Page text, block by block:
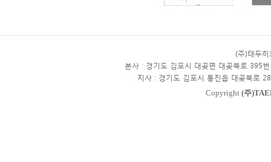
(주)태두히
본사 : 경기도 김포시 대곶면 대곶북로 395
지사 : 경기도 김포시 통진읍 대곶북로
Copyright(주